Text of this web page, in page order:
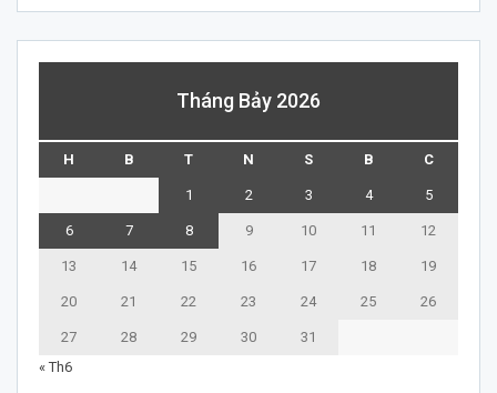
Tháng Bảy 2026
H B T N S B C
1 2 3 4 5
6 7 8 9 10 11 12
13 14 15 16 17 18 19
20 21 22 23 24 25 26
27 28 29 30
31
« Th6